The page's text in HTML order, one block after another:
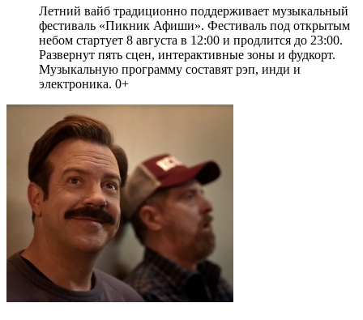
Летний вайб традиционно поддерживает музыкальный
фестиваль «Пикник Афиши». Фестиваль под открытым
небом стартует 8 августа в 12:00 и продлится до 23:00.
Развернут пять сцен, интерактивные зоны и фудкорт.
Музыкальную программу составят рэп, инди и
электроника. 0+